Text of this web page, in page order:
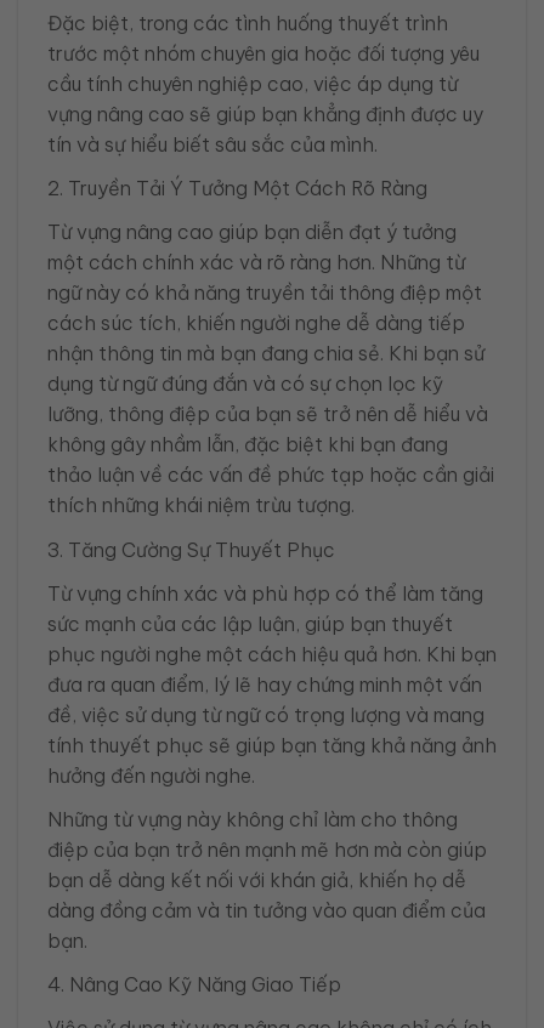
Đặc biệt, trong các tình huống thuyết trình
trước một nhóm chuyên gia hoặc đối tượng yêu
cầu tính chuyên nghiệp cao, việc áp dụng từ
vựng nâng cao sẽ giúp bạn khẳng định được uy
tín và sự hiểu biết sâu sắc của mình.
2. Truyền Tải Ý Tưởng Một Cách Rõ Ràng
Từ vựng nâng cao giúp bạn diễn đạt ý tưởng
một cách chính xác và rõ ràng hơn. Những từ
ngữ này có khả năng truyền tải thông điệp một
cách súc tích, khiến người nghe dễ dàng tiếp
nhận thông tin mà bạn đang chia sẻ. Khi bạn sử
dụng từ ngữ đúng đắn và có sự chọn lọc kỹ
lưỡng, thông điệp của bạn sẽ trở nên dễ hiểu và
không gây nhầm lẫn, đặc biệt khi bạn đang
thảo luận về các vấn đề phức tạp hoặc cần giải
thích những khái niệm trừu tượng.
3. Tăng Cường Sự Thuyết Phục
Từ vựng chính xác và phù hợp có thể làm tăng
sức mạnh của các lập luận, giúp bạn thuyết
phục người nghe một cách hiệu quả hơn. Khi bạn
đưa ra quan điểm, lý lẽ hay chứng minh một vấn
đề, việc sử dụng từ ngữ có trọng lượng và mang
tính thuyết phục sẽ giúp bạn tăng khả năng ảnh
hưởng đến người nghe.
Những từ vựng này không chỉ làm cho thông
điệp của bạn trở nên mạnh mẽ hơn mà còn giúp
bạn dễ dàng kết nối với khán giả, khiến họ dễ
dàng đồng cảm và tin tưởng vào quan điểm của
bạn.
4. Nâng Cao Kỹ Năng Giao Tiếp